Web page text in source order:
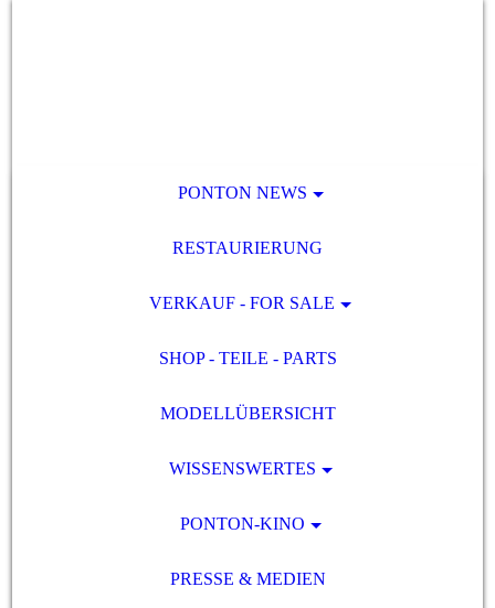
PONTON NEWS
RESTAURIERUNG
VERKAUF - FOR SALE
SHOP - TEILE - PARTS
MODELLÜBERSICHT
WISSENSWERTES
PONTON-KINO
PRESSE & MEDIEN